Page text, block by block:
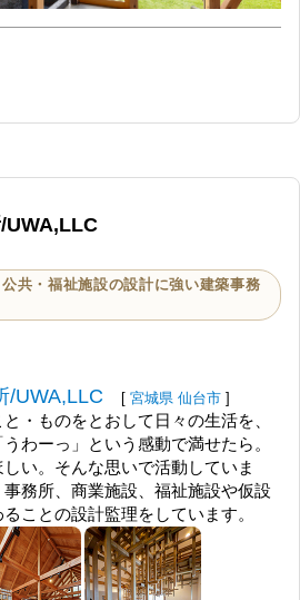
とは必要ない。既存材料をそのま
はその歴史を思い、新しいものは
ない日々進化し退化する。大好き
UWA,LLC
共・福祉施設の設計に強い建築事務
/UWA,LLC [ 宮城県 仙台市 ]
・ものをとおして日々の生活を、
わーっ」という感動で満せたら。
い。そんな思いで活動していま
務所、商業施設、福祉施設や仮設
ことの設計監理をしています。